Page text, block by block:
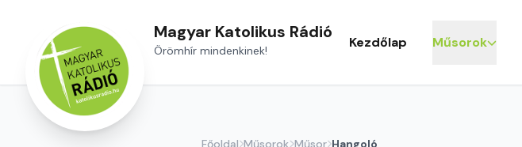
Magyar Katolikus Rádió
Örömhír mindenkinek! Kezdőlap Műsorok
Főoldal Műsorok Műsor Hangoló